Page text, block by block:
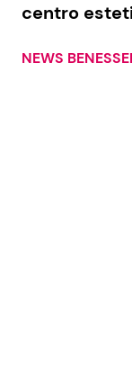
centro
NEWS